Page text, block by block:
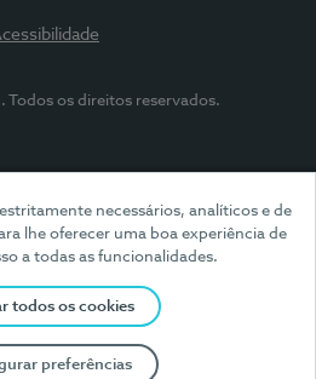
necessários, analíticos e de
lhe oferecer uma boa experiência de
a todas as funcionalidades.
todos os cookies
preferências
Todos os direitos reservados.